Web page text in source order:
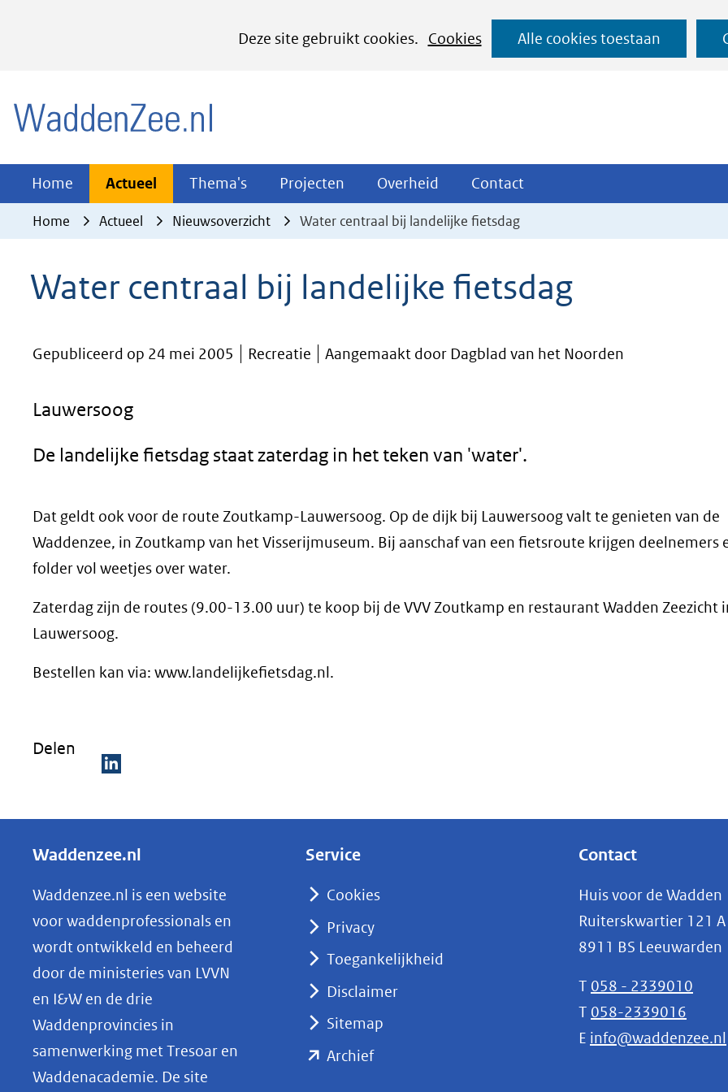
Deze site gebruikt cookies.
Cookies
het
cookies
website
worden
Alle cookies toestaan
Ga
naar
Home Actueel Actueel
Uitklappen
Thema's Thema's
Uitklappen
Projecten Projecten
Uitklappen
Overheid Overheid
Uitklappen
Contact
Uitklappen
Home Actueel Nieuwsoverzicht Water centraal bij landelijke fietsdag
Water centraal bij landelijke fietsdag
Gepubliceerd op 24 mei 2005 Recreatie Aangemaakt door Dagblad van het Noorden
Lauwersoog
De landelijke fietsdag staat zaterdag in het teken van 'water'.
Dat geldt ook voor de route Zoutkamp-Lauwersoog. Op de dijk bij Lauwersoog valt te genieten van de
Waddenzee, in Zoutkamp van het Visserijmuseum. Bij aanschaf van een fietsroute krijgen deelnemers
folder vol weetjes over water.
Zaterdag zijn de routes (9.00-13.00 uur) te koop bij de VVV Zoutkamp en restaurant Wadden Zeezicht
Lauwersoog.
Bestellen kan via: www.landelijkefietsdag.nl.
Delen
e
e
n
o
p
L
k
e
d
Waddenzee.nl
Waddenzee.nl is een website
voor waddenprofessionals en
wordt ontwikkeld en beheerd
door de ministeries van LVVN
en I&W en de drie
Waddenprovincies in
samenwerking met Tresoar en
Waddenacademie. De site
Service
Cookies
Privacy
Toegankelijkheid
Disclaimer
Sitemap
Archief(opent
Contact
Huis voor de Wadden
Ruiterskwartier 121 A
8911 BS Leeuwarden
T 058 - 2339010
T 058-2339016
E info@waddenzee.nl